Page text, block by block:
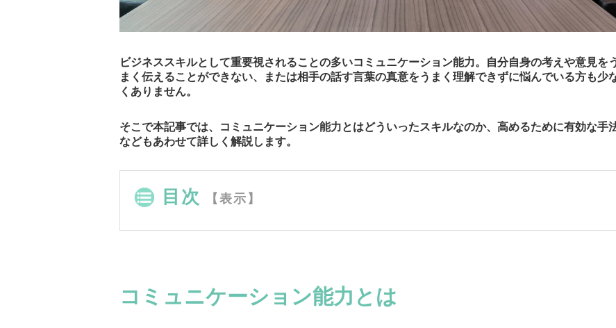
ビジネススキルとして重要視されることの多いコミュニケーション能力。自分自身の考えや意見を
まく伝えることができない、または相手の話す言葉の真意をうまく理解できずに悩んでいる方も少
くありません。
そこで本記事では、コミュニケーション能力とはどういったスキルなのか、高めるために有効な手
などもあわせて詳しく解説します。
目次 【表示】
コミュニケーション能力とは